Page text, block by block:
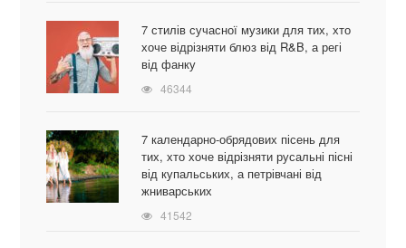
7 стилів сучасної музики для тих, хто
хоче відрізняти блюз від R&B, а регі
від фанку
46344
7 календарно-обрядових пісень для
тих, хто хоче відрізняти русальні пісні
від купальських, а петрівчані від
жниварських
41542